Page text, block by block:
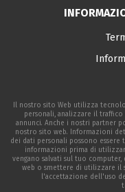
Il nostro sito Web utilizza
personali, analizzare il
annunci. Anche i nostri partner
nostro sito web. Informazioni
dei dati personali possono essere
informazioni prima di
vengano salvati sul tuo
web o smettere di utilizzare il
l'accettazione dell'uso